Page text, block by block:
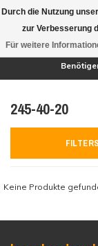
245-40-20
FILTERS
Keine Produkte
Durch die Nutzung
zur Verbesserung
Für weitere